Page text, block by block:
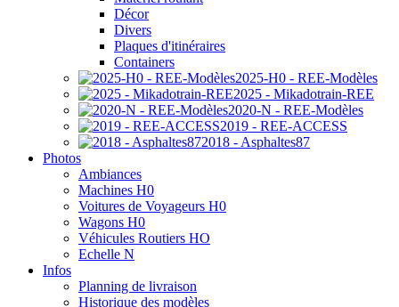
Décor
Divers
Plaques d'itinéraires
Containers
2025-H0 - REE-Modèles
2025 - Mikadotrain-REE
2020-N - REE-Modèles
2019 - REE-ACCESS
2018 - Asphaltes87
Photos
Ambiances
Machines H0
Voitures de Voyageurs H0
Wagons H0
Véhicules Routiers HO
Echelle N
Infos
Planning de livraison
Historique des modèles